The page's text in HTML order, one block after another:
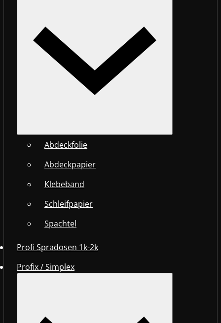
Abdeckfolie
Abdeckpapier
Klebeband
Schleifpapier
Spachtel
Profi Spradosen 1k-2k
Profix / Simplex